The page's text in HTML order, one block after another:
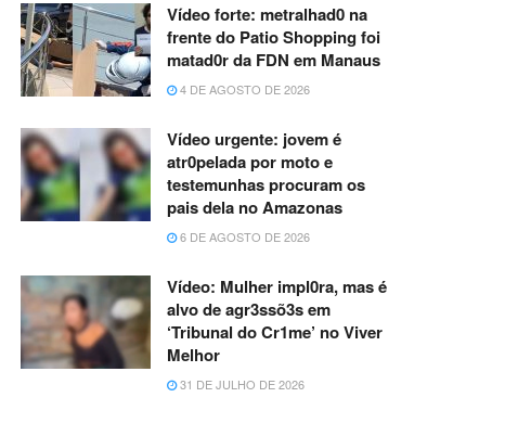
Vídeo forte: metralhad0 na
frente do Patio Shopping foi
matad0r da FDN em Manaus
4 DE AGOSTO DE 2026
Vídeo urgente: jovem é
atr0pelada por moto e
testemunhas procuram os
pais dela no Amazonas
6 DE AGOSTO DE 2026
Vídeo: Mulher impl0ra, mas é
alvo de agr3ssõ3s em
‘Tribunal do Cr1me’ no Viver
Melhor
31 DE JULHO DE 2026